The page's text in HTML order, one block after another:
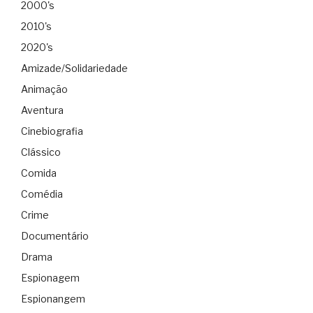
2000's
2010's
2020's
Amizade/Solidariedade
Animação
Aventura
Cinebiografia
Clássico
Comida
Comédia
Crime
Documentário
Drama
Espionagem
Espionangem